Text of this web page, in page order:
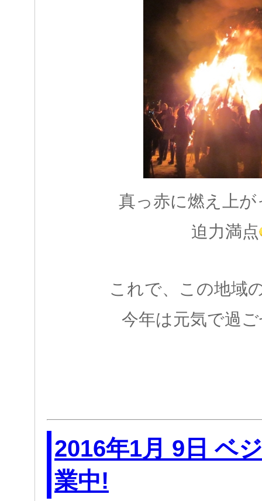
真っ赤に燃え上
迫力満点
これで、この地域
今年は元気で過
2016年1月 9日 ベ
業中!